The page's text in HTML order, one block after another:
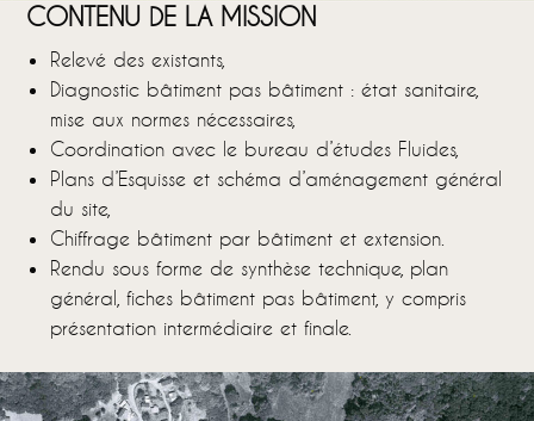
CONTENU DE LA MISSION
Relevé des existants,
Diagnostic bâtiment pas bâtiment : état sanitaire,
mise aux normes nécessaires,
Coordination avec le bureau d’études Fluides,
Plans d’Esquisse et schéma d’aménagement général
du site,
Chiffrage bâtiment par bâtiment et extension.
Rendu sous forme de synthèse technique, plan
général, fiches bâtiment pas bâtiment, y compris
présentation intermédiaire et finale.